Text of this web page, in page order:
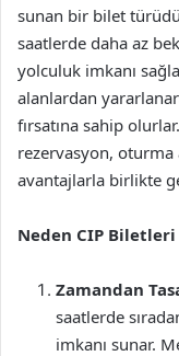
sunan bir bilet
saatlerde daha az
yolculuk imkanı
alanlardan
fırsatına sahip
rezervasyon, oturma
avantajlarla birlikte
Neden CIP
Zamandan
saatlerde
imkanı sunar.